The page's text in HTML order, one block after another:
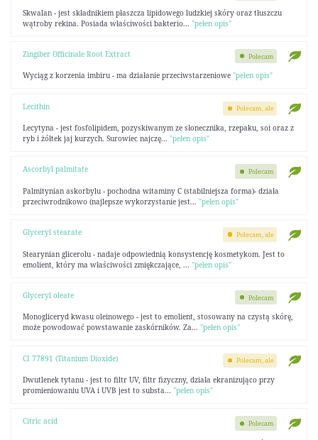
Skwalan - jest składnikiem płaszcza lipidowego ludzkiej skóry oraz tłuszczu
wątroby rekina. Posiada właściwości bakterio... "pełen opis"
Zingiber Officinale Root Extract
Wyciąg z korzenia imbiru - ma działanie przeciwstarzeniowe "pełen opis"
Polecam
Lecithin
Lecytyna - jest fosfolipidem, pozyskiwanym ze słonecznika, rzepaku, soi oraz z
ryb i żółtek jaj kurzych. Surowiec najczę... "pełen opis"
Polecam, ale
Ascorbyl palmitate
Palmitynian askorbylu - pochodna witaminy C (stabilniejsza forma)- działa
przeciwrodnikowo (najlepsze wykorzystanie jest... "pełen opis"
Polecam
Glyceryl stearate
Stearynian glicerolu - nadaje odpowiednią konsystencję kosmetykom. Jest to
emolient, który ma właściwości zmiękczające, ... "pełen opis"
Polecam, ale
Glyceryl oleate
Monogliceryd kwasu oleinowego - jest to emolient, stosowany na czystą skórę,
może powodować powstawanie zaskórników. Za... "pełen opis"
Polecam
CI 77891 (Titanium Dioxide)
Dwutlenek tytanu - jest to filtr UV, filtr fizyczny, działa ekranizująco przy
promieniowaniu UVA i UVB jest to substa... "pełen opis"
Polecam, ale
Citric acid Polecam